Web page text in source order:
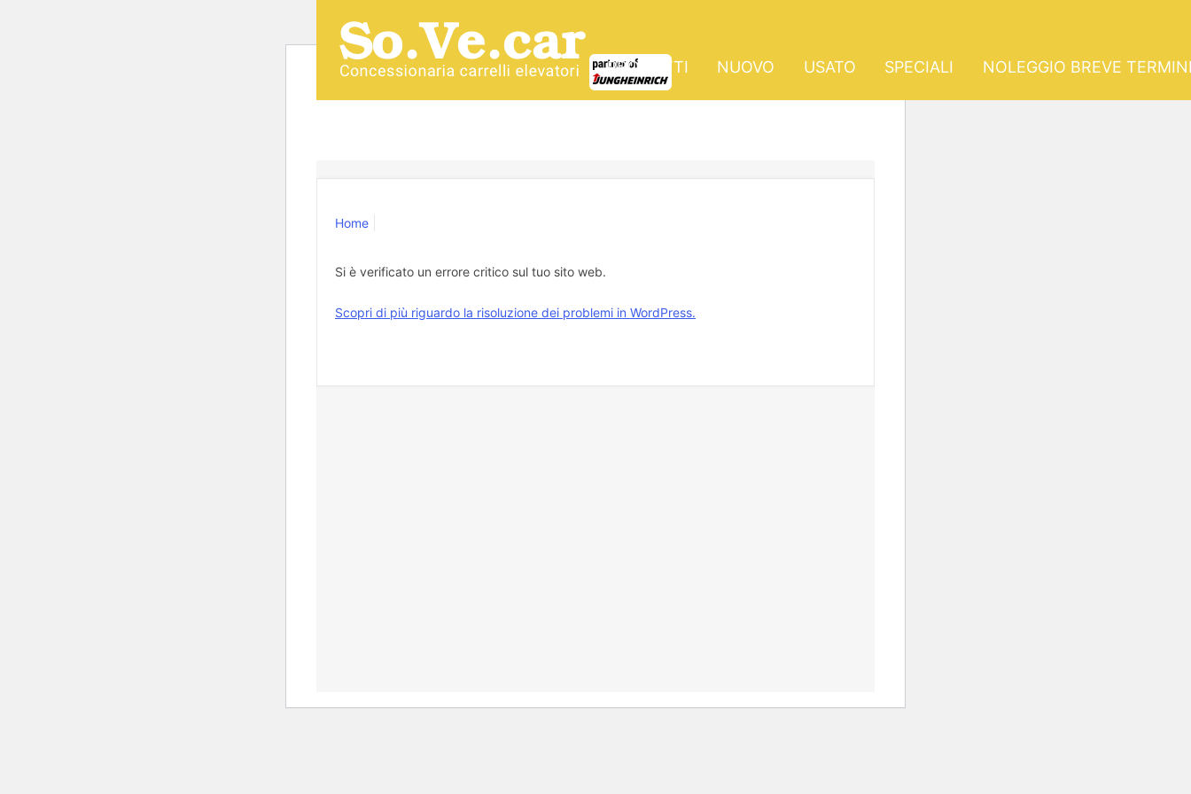
PRODOTTI NUOVO USATO SPECIALI NOLEGGIO BREVE
Home
Si è verificato un errore critico sul tuo sito web.
Scopri di più riguardo la risoluzione dei problemi in WordPress.